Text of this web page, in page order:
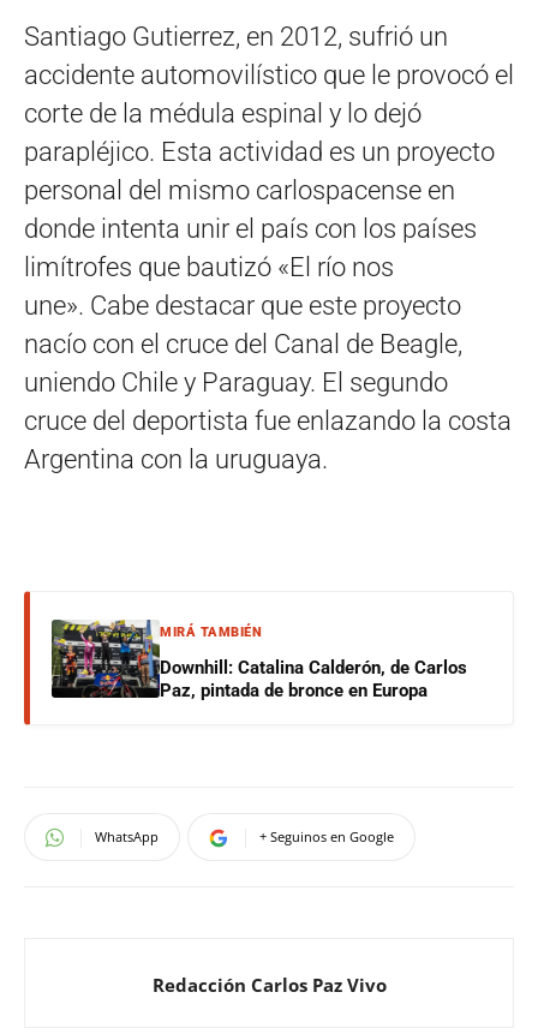
Santiago Gutierrez, en 2012, sufrió un
accidente automovilístico que le provocó el
corte de la médula espinal y lo dejó
parapléjico. Esta actividad es un proyecto
personal del mismo carlospacense en
donde intenta unir el país con los países
limítrofes que bautizó «El río nos
une». Cabe destacar que este proyecto
nacío con el cruce del Canal de Beagle,
uniendo Chile y Paraguay. El segundo
cruce del deportista fue enlazando la costa
Argentina con la uruguaya.
MIRÁ TAMBIÉN
Downhill: Catalina Calderón, de Carlos
Paz, pintada de bronce en Europa
WhatsApp + Seguinos en Google
Redacción Carlos Paz Vivo